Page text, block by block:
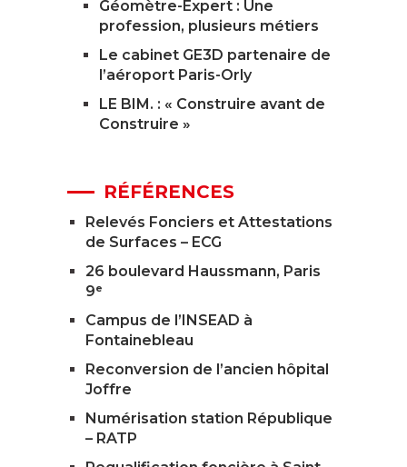
Géomètre-Expert : Une
profession, plusieurs métiers
Le cabinet GE3D partenaire de
l’aéroport Paris-Orly
LE BIM. : « Construire avant de
Construire »
RÉFÉRENCES
Relevés Fonciers et Attestations
de Surfaces – ECG
26 boulevard Haussmann, Paris
9ᵉ
Campus de l’INSEAD à
Fontainebleau
Reconversion de l’ancien hôpital
Joffre
Numérisation station République
– RATP